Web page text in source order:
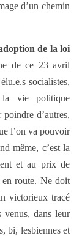
d’un chemin
de la loi
de ce 23 avril
socialistes,
la vie politique
d’autres,
l’on va pouvoir
même, c’est la
et au prix de
en route. Ne doit
victorieux tracé
venus, dans leur
bi, lesbiennes et